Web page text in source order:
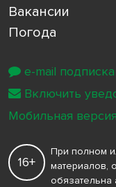
Вакансии
Погода
16+
При полном
материалов,
обязательна
e-mail
Включить
Мобильная